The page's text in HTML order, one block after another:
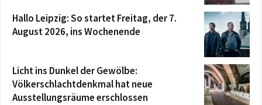
Hallo Leipzig: So startet Freitag, der 7.
August 2026, ins Wochenende
Licht ins Dunkel der Gewölbe:
Völkerschlachtdenkmal hat neue
Ausstellungsräume erschlossen